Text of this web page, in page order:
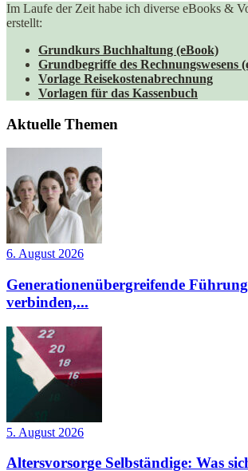
Im Laufe der Zeit habe ich diverse eBooks &
erstellt:
Grundkurs Buchhaltung (eBook)
Grundbegriffe des Rechnungswesens
Vorlage Reisekostenabrechnung
Vorlagen für das Kassenbuch
Aktuelle Themen
6. August 2026
Generationenübergreifende
verbinden,...
5. August 2026
Altersvorsorge Selbständige: Was